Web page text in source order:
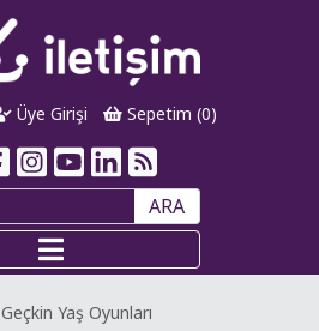
Üye Girişi Sepetim (0)
ARA
Geçkin Yaş Oyunları